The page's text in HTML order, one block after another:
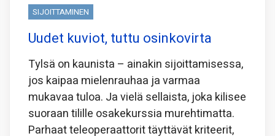
SIJOITTAMINEN
Uudet kuviot, tuttu osinkovirta
Tylsä on kaunista – ainakin sijoittamisessa,
jos kaipaa mielenrauhaa ja varmaa
mukavaa tuloa. Ja vielä sellaista, joka kilisee
suoraan tilille osakekurssia murehtimatta.
Parhaat teleoperaattorit täyttävät kriteerit,